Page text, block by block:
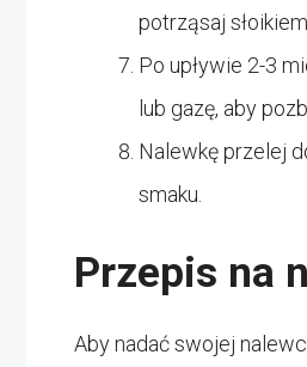
potrząsaj
Po upływie 2-3
lub gazę, aby
Nalewkę przelej
smaku.
Przepis na
Aby nadać swojej